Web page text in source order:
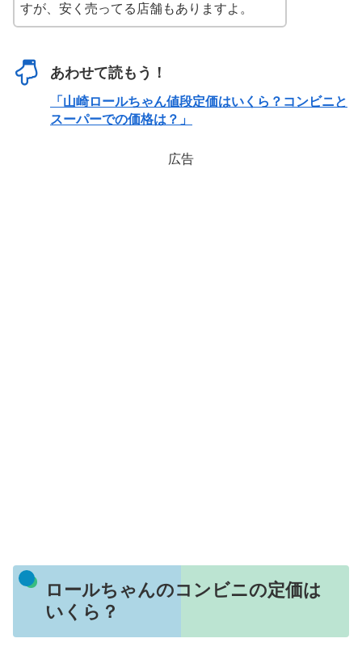
すが、安く売ってる店舗もありますよ。
あわせて読もう！
「山崎ロールちゃん値段定価はいくら？コンビニと
スーパーでの価格は？」
広告
ロールちゃんのコンビニの定価は
いくら？